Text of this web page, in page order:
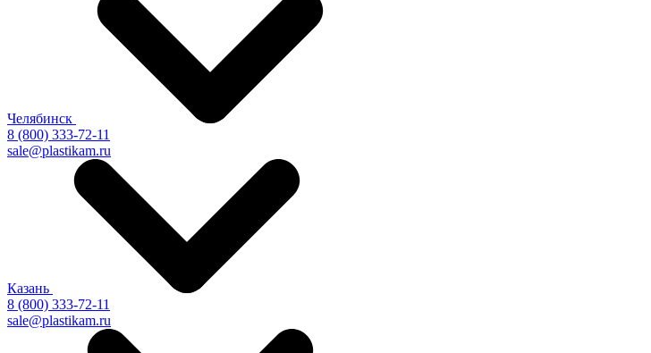
Челябинск
8 (800) 333-72-11
sale@plastikam.ru
Казань
8 (800) 333-72-11
sale@plastikam.ru